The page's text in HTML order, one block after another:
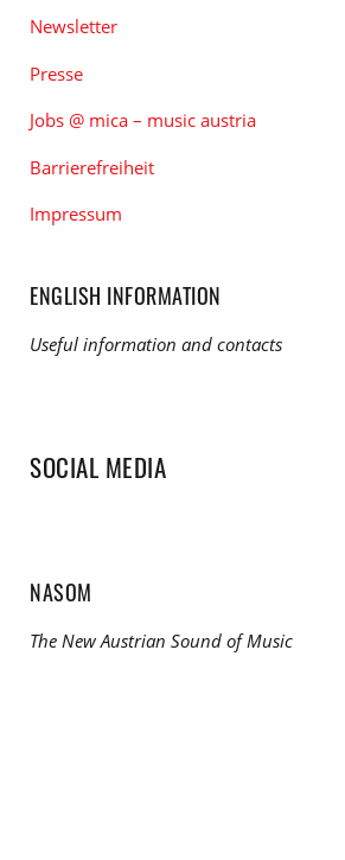
Newsletter
Presse
Jobs @ mica – music austria
Barrierefreiheit
Impressum
ENGLISH INFORMATION
Useful information and contacts
SOCIAL MEDIA
NASOM
The New Austrian Sound of Music